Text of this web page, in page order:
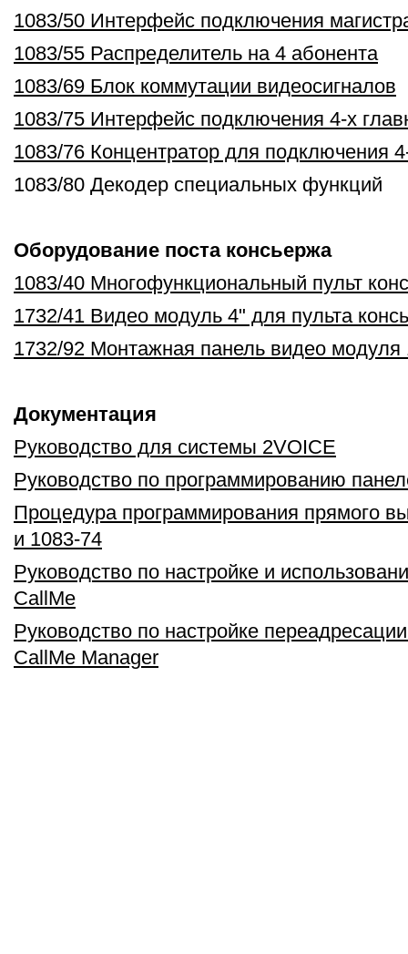
1083/50 Интерфейс подключения
1083/55 Распределитель на 4 абонента
1083/69 Блок коммутации видеосигналов
1083/75 Интерфейс подключения 4-х
1083/76 Концентратор для подключения
1083/80 Декодер специальных функций
Оборудование поста консьержа
1083/40 Многофункциональный пульт
1732/41 Видео модуль 4" для пульта
1732/92 Монтажная панель видео модуля
Документация
Руководство для системы 2VOICE
Руководство по программированию
Процедура программирования прямого
и 1083-74
Руководство по настройке и
CallMe
Руководство по настройке
CallMe Manager